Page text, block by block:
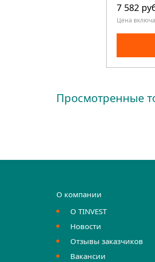
7 582
Цена
Просмотренные
О компании
О TINVEST
Новости
Отзывы заказчиков
Вакансии